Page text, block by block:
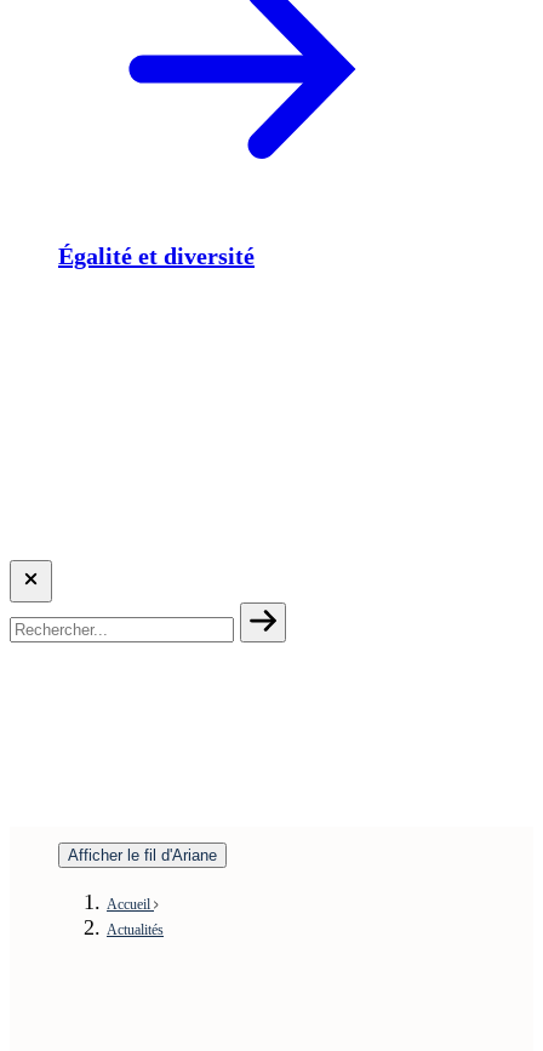
Égalité et diversité
Afficher le fil d'Ariane
Accueil
Actualités